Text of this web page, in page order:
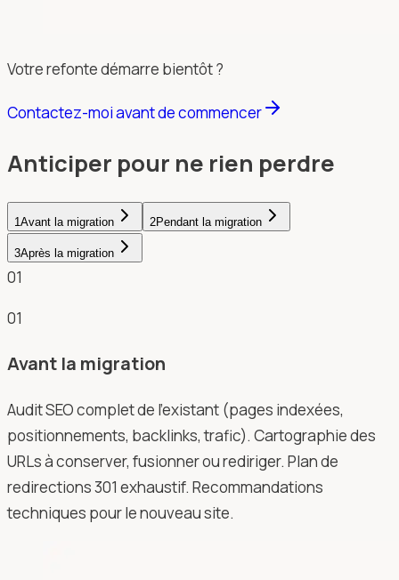
Votre refonte démarre bientôt ?
Contactez-moi avant de commencer
Anticiper pour ne rien perdre
1 Avant la migration 2Pendant la migration
3Après la migration
01
01
Avant la migration
Audit SEO complet de l'existant (pages indexées,
positionnements, backlinks, trafic). Cartographie des
URLs à conserver, fusionner ou rediriger. Plan de
redirections 301 exhaustif. Recommandations
techniques pour le nouveau site.